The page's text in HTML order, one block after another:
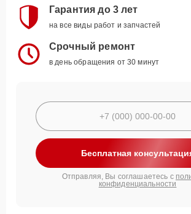
Гарантия до 3 лет
на все виды работ и запчастей
Срочный ремонт
в день обращения от 30 минут
Бесплатная
Отправляя, Вы соглашаетесь с
конфиденциальности